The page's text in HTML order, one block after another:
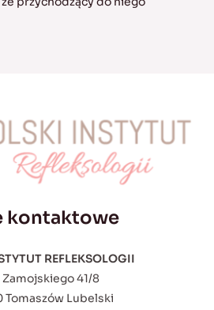
kontaktowe
REFLEKSOLOGII
Zamojskiego 41/8
Tomaszów Lubelski